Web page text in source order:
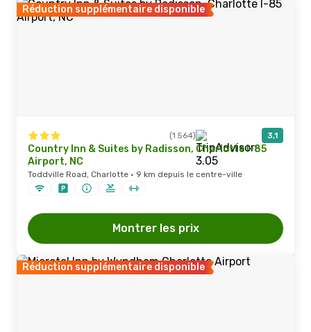
Réduction supplémentaire disponible
(1 564) 3,1
Country Inn & Suites by Radisson, Charlotte I-85
Airport, NC
Toddville Road, Charlotte · 9 km depuis le centre-ville
Montrer les prix
Réduction supplémentaire disponible